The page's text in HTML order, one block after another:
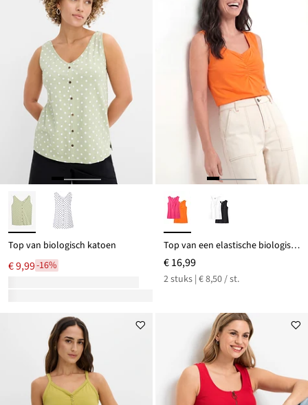
Top van biologisch katoen
€ 9,99-16%
Top van een elastische biologisch katoenmix (set van 2)
€ 16,99
2 stuks | € 8,50 / st.